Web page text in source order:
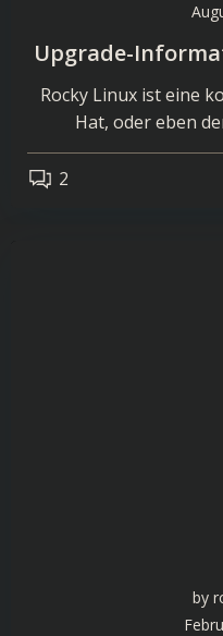
Upgrade-
Rocky Linux ist eine
Hat, oder eben
2
by